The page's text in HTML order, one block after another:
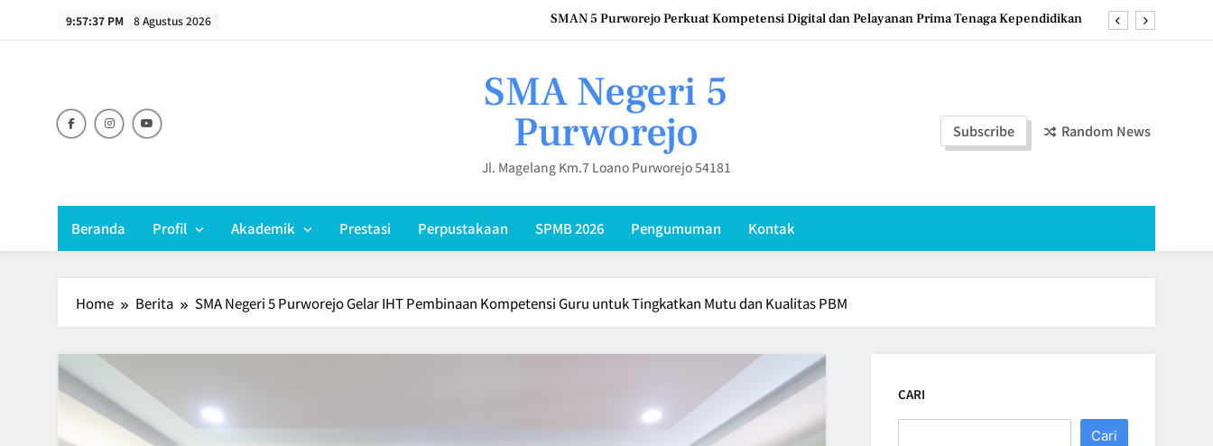
9:57:38 PM 8 Agustus 2026 SMAN 5 Purworejo Perkuat Kompetensi Digital dan Pelayanan Prima Tenaga Kependidikan
Upacara Hari Keluarga Nasional (HARGANAS) 2026 di SMAN 5 Purworejo Perkuat Komitmen Membangun Generasi
SMA Negeri 5 Purworejo Sambut 12 Mahasiswa PLP Universitas Muhammadiyah Purworejo
SMAN 5 Purworejo Perkuat Kompetensi Digital dan Pelayanan Prima Tenaga Kependidikan
SMA Negeri 5 Purworejo Gelar IHT Pembinaan Kompetensi Guru untuk Tingkatkan Mutu dan Kualitas PBM
Upacara Hari Keluarga Nasional (HARGANAS) 2026 di SMAN 5 Purworejo Perkuat Komitmen Membangun Generasi
Berkualitas
SMA Negeri 5
Purworejo
Jl. Magelang Km.7 Loano Purworejo 54181
Subscribe Random News
Beranda Profil Akademik Prestasi Perpustakaan SPMB 2026 Pengumuman Kontak
Home Berita SMA Negeri 5 Purworejo Gelar IHT Pembinaan Kompetensi Guru untuk Tingkatkan Mutu dan Kualitas PBM
CARI
Cari